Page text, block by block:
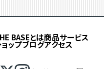
BASEとは商品サービス
ップブログアクセス